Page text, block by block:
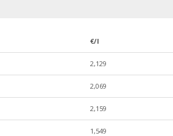
€/l
2,129
2,069
2,159
1,549